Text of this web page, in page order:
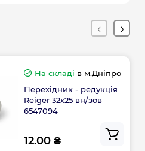
На складі в м.Дніпро
Перехідник - редукція
Reiger 32х25 вн/зов
6547094
12.00 ₴